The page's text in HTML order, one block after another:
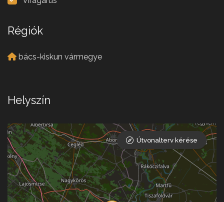
Régiók
bács-kiskun vármegye
Helyszín
Útvonalterv kérése